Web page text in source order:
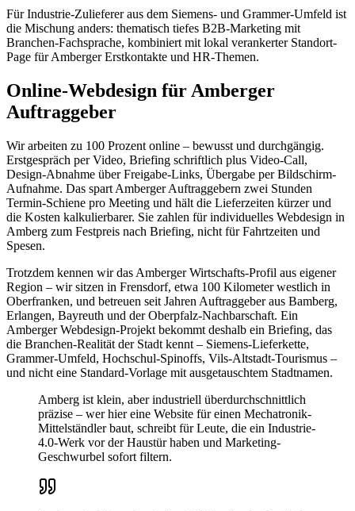
Für Industrie-Zulieferer aus dem Siemens- und Grammer-Umfeld ist
die Mischung anders: thematisch tiefes B2B-Marketing mit
Branchen-Fachsprache, kombiniert mit lokal verankerter Standort-
Page für Amberger Erstkontakte und HR-Themen.
Online-Webdesign für Amberger
Auftraggeber
Wir arbeiten zu 100 Prozent online – bewusst und durchgängig.
Erstgespräch per Video, Briefing schriftlich plus Video-Call,
Design-Abnahme über Freigabe-Links, Übergabe per Bildschirm-
Aufnahme. Das spart Amberger Auftraggebern zwei Stunden
Termin-Schiene pro Meeting und hält die Lieferzeiten kürzer und
die Kosten kalkulierbarer. Sie zahlen für individuelles Webdesign in
Amberg zum Festpreis nach Briefing, nicht für Fahrtzeiten und
Spesen.
Trotzdem kennen wir das Amberger Wirtschafts-Profil aus eigener
Region – wir sitzen in Frensdorf, etwa 100 Kilometer westlich in
Oberfranken, und betreuen seit Jahren Auftraggeber aus Bamberg,
Erlangen, Bayreuth und der Oberpfalz-Nachbarschaft. Ein
Amberger Webdesign-Projekt bekommt deshalb ein Briefing, das
die Branchen-Realität der Stadt kennt – Siemens-Lieferkette,
Grammer-Umfeld, Hochschul-Spinoffs, Vils-Altstadt-Tourismus –
und nicht eine Standard-Vorlage mit ausgetauschtem Stadtnamen.
Amberg ist klein, aber industriell überdurchschnittlich
präzise – wer hier eine Website für einen Mechatronik-
Mittelständler baut, schreibt für Leute, die ein Industrie-
4.0-Werk vor der Haustür haben und Marketing-
Geschwurbel sofort filtern.